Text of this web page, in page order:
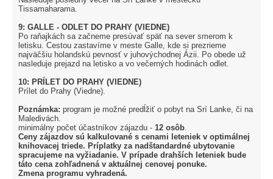
Tissamaharama.
9: GALLE - ODLET DO PRAHY (VIEDNE)
Po raňajkách sa začneme presúvať späť na sever smerom k
letisku. Cestou zastavíme v meste Galle, kde si prezrieme
najväčšiu holandskú pevnosť v juhovýchodnej Ázii. Po obede už
nasleduje prejazd na letisko a vo večerných hodinách odlet.
10: PRÍLET DO PRAHY (VIEDNE)
Prílet do Prahy (Viedne).
Poznámka: program je možné predĺžiť o pobyt na Srí Lanke, či na
Maledivách.
minimálny počet účastníkov zájazdu - 12 osôb.
Ceny zájazdov sú kalkulované s cenami leteniek v optimálnej
knihovacej triede. Príplatky za nadštandardné ubytovanie
spracujeme na vyžiadanie. V prípade drahších leteniek bude
táto cena zohľadnená v aktuálnej cenovej ponuke.
Zmena programu vyhradená.